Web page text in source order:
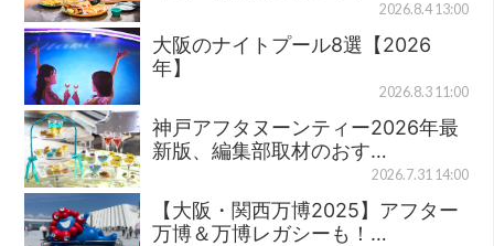
2026.8.4 13:00
大阪のナイトプール8選【2026
年】
2026.8.3 11:00
神戸アフタヌーンティー2026年最
新版、編集部取材のおす…
2026.7.31 14:00
【大阪・関西万博2025】アフター
万博＆万博レガシーも！…